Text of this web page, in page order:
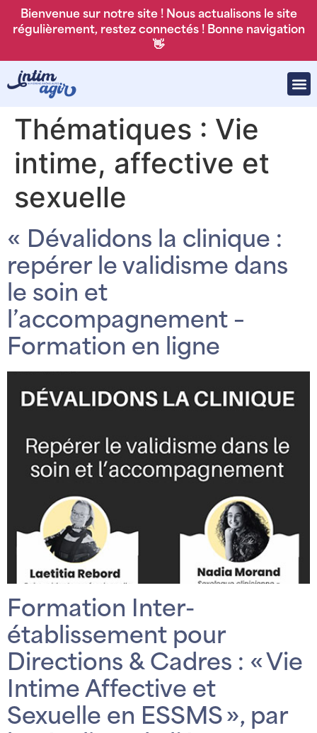
Bienvenue sur notre site ! Nous actualisons le site
régulièrement, restez connectés ! Bonne navigation
👋
Thématiques : Vie
intime, affective et
sexuelle
« Dévalidons la clinique :
repérer le validisme dans
le soin et
l’accompagnement –
Formation en ligne
Formation Inter-
établissement pour
Directions & Cadres : « Vie
Intime Affective et
Sexuelle en ESSMS », par